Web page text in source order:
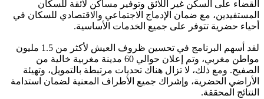
القضاء على السكن غير اللائق وتوفير مساكن لائقة للسكان
المستفيدين، مع ضمان الإدماج الاجتماعي والاقتصادي للسكان في
أحياء حضرية تتوفر على جميع الخدمات الأساسية.
لقد أسهم البرنامج في تحسين ظروف العيش لأكثر من 1.5 مليون
مواطن مغربي، وتم إعلان حوالي 60 مدينة مغربية خالية من
الصفيح. ومع ذلك، لا تزال هناك تحديات مرتبطة بالتمويل، وتهيئة
الأراضي الحضرية، وإشراك جميع الأطراف المعنية لضمان استدامة
النتائج المحققة.